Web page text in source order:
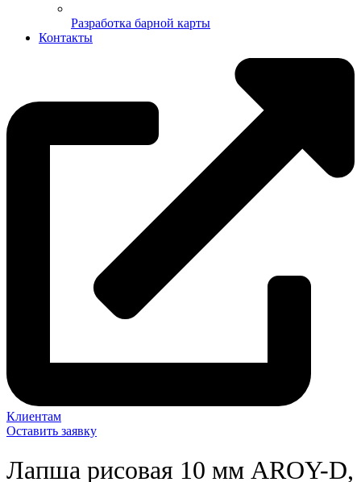
Разработка барной карты
Контакты
Клиентам
Оставить заявку
Лапша рисовая 10 мм AROY-D,